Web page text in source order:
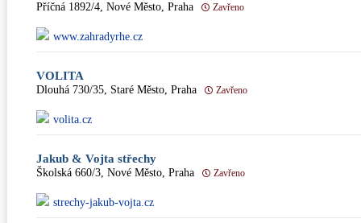
Příčná 1892/4, Nové Město, Praha Zavřeno
www.zahradyrhe.cz
VOLITA
Dlouhá 730/35, Staré Město, Praha Zavřeno
volita.cz
Jakub & Vojta střechy
Školská 660/3, Nové Město, Praha Zavřeno
strechy-jakub-vojta.cz